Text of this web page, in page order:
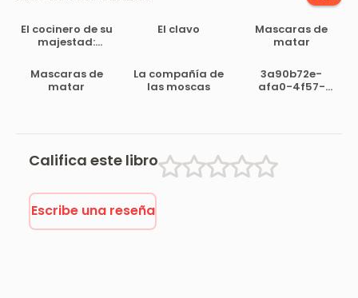
El cocinero de su
majestad:
tiempo de Felipe
III
El clavo
Mascaras de
matar
Mascaras de
matar
La compañía de
las moscas
3a90b72e-
afa0-4f57-
Califica este libro
Escribe una reseña